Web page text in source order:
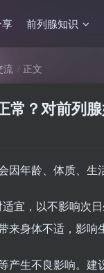
前列腺知识
流 正文
常？对前列
年龄、体质、生
宜，以不影响次
身体不适，影响
产生不良影响。